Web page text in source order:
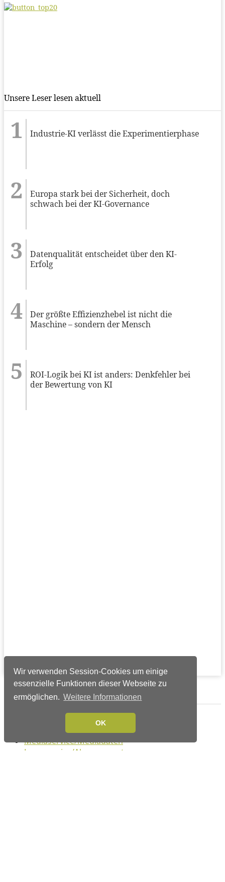
Wir verwenden Session-Cookies um einige
essenzielle Funktionen dieser Webseite zu
ermöglichen. Weitere Informationen
OK
Unsere Leser lesen aktuell
Industrie-KI verlässt die Experimentierphase
Europa stark bei der Sicherheit, doch
schwach bei der KI-Governance
Datenqualität entscheidet über den KI-
Erfolg
Der größte Effizienzhebel ist nicht die
Maschine – sondern der Mensch
ROI-Logik bei KI ist anders: Denkfehler bei
der Bewertung von KI
Verlags-Service
Datenschutzerklärung
Mediaservice/Mediadaten
Leserservice/Abonnements